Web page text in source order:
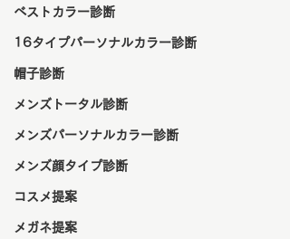
ベストカラー診断
16タイプパーソナルカラー診断
帽子診断
メンズトータル診断
メンズパーソナルカラー診断
メンズ顔タイプ診断
コスメ提案
メガネ提案